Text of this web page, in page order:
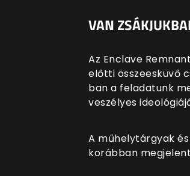
VAN
Az Enclave
előtti összeesküvő
ban a feladatunk
veszélyes
A műhelytárgyak
korábban